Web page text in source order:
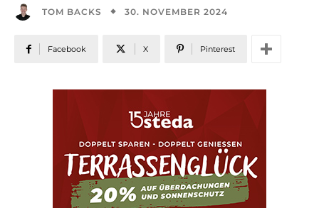
TOM BACKS 30. NOVEMBER 2024
Facebook X Pinterest